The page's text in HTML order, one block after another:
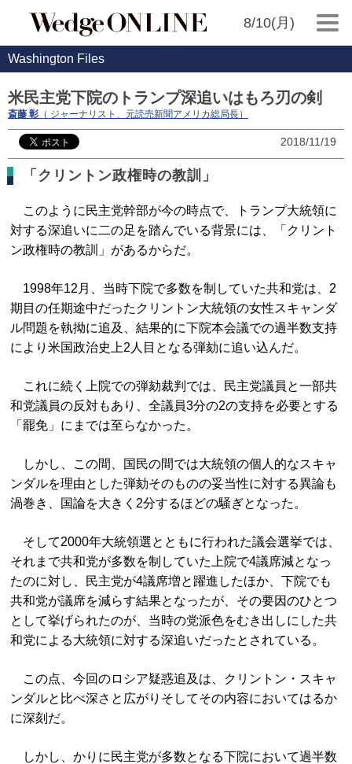
8/10(月)
Washington Files
米民主党下院のトランプ深追いはもろ刃の剣
斎藤 彰 （ ジャーナリスト、元読売新聞アメリカ総局長）
2018/11/19
「クリントン政権時の教訓」
このように民主党幹部が今の時点で、トランプ大統領に
対する深追いに二の足を踏んでいる背景には、「クリント
ン政権時の教訓」があるからだ。
1998年12月、当時下院で多数を制していた共和党は、2
期目の任期途中だったクリントン大統領の女性スキャンダ
ル問題を執拗に追及、結果的に下院本会議での過半数支持
により米国政治史上2人目となる弾劾に追い込んだ。
これに続く上院での弾劾裁判では、民主党議員と一部共
和党議員の反対もあり、全議員3分の2の支持を必要とする
「罷免」にまでは至らなかった。
しかし、この間、国民の間では大統領の個人的なスキャ
ンダルを理由とした弾劾そのものの妥当性に対する異論も
渦巻き、国論を大きく2分するほどの騒ぎとなった。
そして2000年大統領選とともに行われた議会選挙では、
それまで共和党が多数を制していた上院で4議席減となっ
たのに対し、民主党が4議席増と躍進したほか、下院でも
共和党が議席を減らす結果となったが、その要因のひとつ
として挙げられたのが、当時の党派色をむき出しにした共
和党による大統領に対する深追いだったとされている。
この点、今回のロシア疑惑追及は、クリントン・スキャ
ンダルと比べ深さと広がりそしてその内容においてはるか
に深刻だ。
しかし、かりに民主党が多数となる下院において過半数